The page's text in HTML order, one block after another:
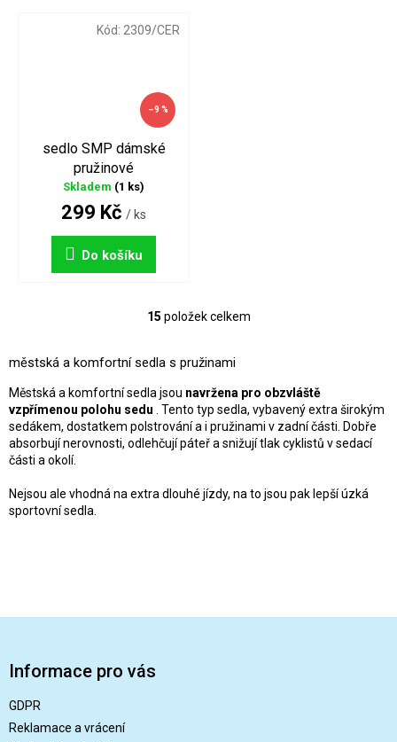
–9 %
sedlo SMP dámské
pružinové
Skladem (1 ks)
299 Kč / ks
Do košíku
Kód: 2309/CER
O
l
d
a
c
í
v
15 položek celkem
městská a komfortní sedla s pružinami
Městská a komfortní sedla jsou navržena pro obzvláště
vzpřímenou polohu sedu . Tento typ sedla, vybavený extra širokým
sedákem, dostatkem polstrování a i pružinami v zadní části. Dobře
absorbují nerovnosti, odlehčují páteř a snižují tlak cyklistů v sedací
části a okolí.
Nejsou ale vhodná na extra dlouhé jízdy, na to jsou pak lepší úzká
sportovní sedla.
Informace pro vás
GDPR
Reklamace a vrácení